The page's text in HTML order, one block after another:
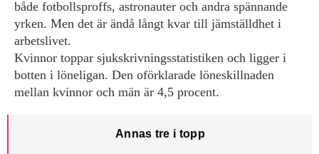
både fotbollsproffs, astronauter och andra spännande
yrken. Men det är ändå långt kvar till jämställdhet i
arbetslivet.
Kvinnor toppar sjukskrivningsstatistiken och ligger i
botten i löneligan. Den oförklarade löneskillnaden
mellan kvinnor och män är 4,5 procent.
Annas tre i topp